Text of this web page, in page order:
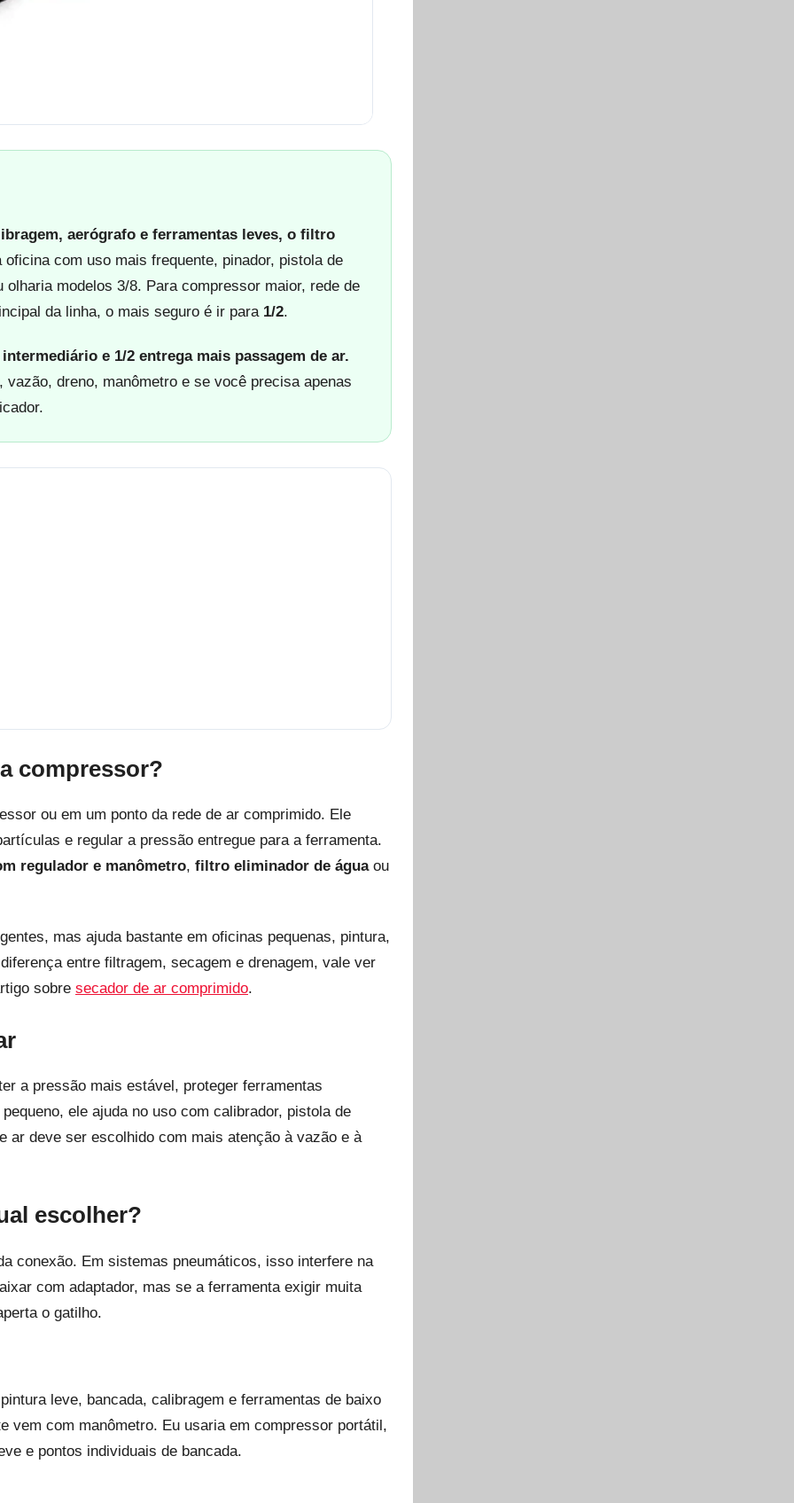
aerógrafo e ferramentas leves, o filtro
oficina com uso mais frequente, pinador, pistola de
modelos 3/8. Para compressor maior, rede de
da linha, o mais seguro é ir para 1/2.
e 1/2 entrega mais passagem de ar.
dreno, manômetro e se você precisa apenas
compressor?
ou em um ponto da rede de ar comprimido. Ele
e regular a pressão entregue para a ferramenta.
regulador e manômetro, filtro eliminador de águaou
mas ajuda bastante em oficinas pequenas, pintura,
entre filtragem, secagem e drenagem, vale ver
sobre secador de ar comprimido.
a pressão mais estável, proteger ferramentas
ele ajuda no uso com calibrador, pistola de
ar deve ser escolhido com mais atenção à vazão e à
escolher?
conexão. Em sistemas pneumáticos, isso interfere na
com adaptador, mas se a ferramenta exigir muita
o gatilho.
leve, bancada, calibragem e ferramentas de baixo
vem com manômetro. Eu usaria em compressor portátil,
e pontos individuais de bancada.